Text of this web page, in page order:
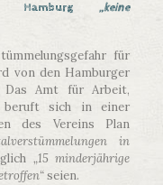
Hamburg„keine
für
von den Hamburger
Das Amt für Arbeit,
beruft sich in einer
des Vereins Plan
in
„15 minderjährige
seien.